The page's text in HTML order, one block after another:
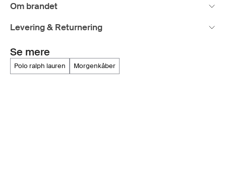
Om brandet
Levering & Returnering
Se mere
polo ralph lauren morgenkåber